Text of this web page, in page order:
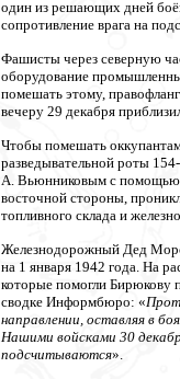
один из решающих дней
сопротивление врага на
Фашисты через северную
оборудование
помешать этому,
вечеру 29 декабря
Чтобы помешать
разведывательной роты
А. Вьюнниковым с помощью
восточной стороны,
топливного склада и
Железнодорожный Дед
на 1 января 1942 года. На
которые помогли Бирюкову
сводке Информбюро: «
направлении, оставляя в
Нашими войсками 30
подсчитываются».